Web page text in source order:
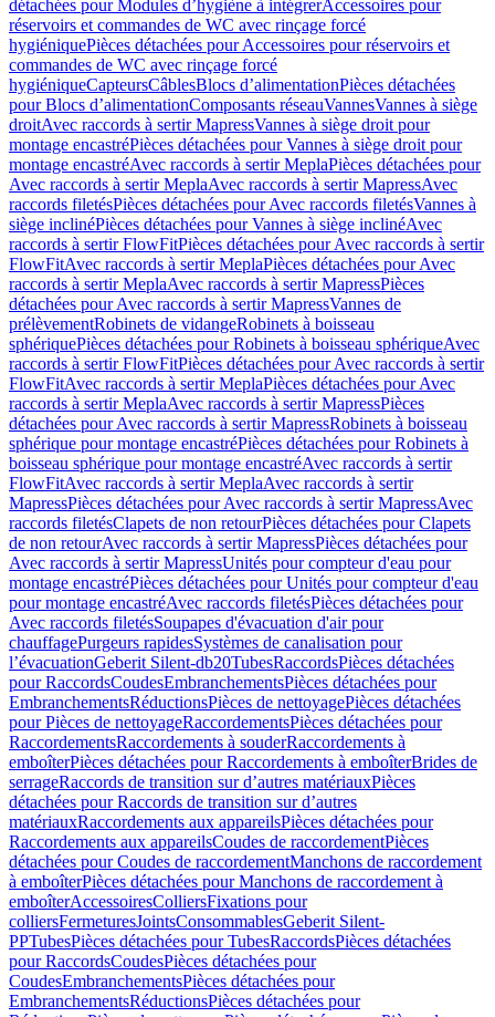
détachées pour Modules d’hygiène à intégrerAccessoires pour
réservoirs et commandes de WC avec rinçage forcé
hygiéniquePièces détachées pour Accessoires pour réservoirs et
commandes de WC avec rinçage forcé
hygiéniqueCapteursCâblesBlocs d’alimentationPièces détachées
pour Blocs d’alimentationComposants réseauVannesVannes à siège
droitAvec raccords à sertir MapressVannes à siège droit pour
montage encastréPièces détachées pour Vannes à siège droit pour
montage encastréAvec raccords à sertir MeplaPièces détachées pour
Avec raccords à sertir MeplaAvec raccords à sertir MapressAvec
raccords filetésPièces détachées pour Avec raccords filetésVannes à
siège inclinéPièces détachées pour Vannes à siège inclinéAvec
raccords à sertir FlowFitPièces détachées pour Avec raccords à sertir
FlowFitAvec raccords à sertir MeplaPièces détachées pour Avec
raccords à sertir MeplaAvec raccords à sertir MapressPièces
détachées pour Avec raccords à sertir MapressVannes de
prélèvementRobinets de vidangeRobinets à boisseau
sphériquePièces détachées pour Robinets à boisseau sphériqueAvec
raccords à sertir FlowFitPièces détachées pour Avec raccords à sertir
FlowFitAvec raccords à sertir MeplaPièces détachées pour Avec
raccords à sertir MeplaAvec raccords à sertir MapressPièces
détachées pour Avec raccords à sertir MapressRobinets à boisseau
sphérique pour montage encastréPièces détachées pour Robinets à
boisseau sphérique pour montage encastréAvec raccords à sertir
FlowFitAvec raccords à sertir MeplaAvec raccords à sertir
MapressPièces détachées pour Avec raccords à sertir MapressAvec
raccords filetésClapets de non retourPièces détachées pour Clapets
de non retourAvec raccords à sertir MapressPièces détachées pour
Avec raccords à sertir MapressUnités pour compteur d'eau pour
montage encastréPièces détachées pour Unités pour compteur d'eau
pour montage encastréAvec raccords filetésPièces détachées pour
Avec raccords filetésSoupapes d'évacuation d'air pour
chauffagePurgeurs rapidesSystèmes de canalisation pour
l’évacuationGeberit Silent-db20TubesRaccordsPièces détachées
pour RaccordsCoudesEmbranchementsPièces détachées pour
EmbranchementsRéductionsPièces de nettoyagePièces détachées
pour Pièces de nettoyageRaccordementsPièces détachées pour
RaccordementsRaccordements à souderRaccordements à
emboîterPièces détachées pour Raccordements à emboîterBrides de
serrageRaccords de transition sur d’autres matériauxPièces
détachées pour Raccords de transition sur d’autres
matériauxRaccordements aux appareilsPièces détachées pour
Raccordements aux appareilsCoudes de raccordementPièces
détachées pour Coudes de raccordementManchons de raccordement
à emboîterPièces détachées pour Manchons de raccordement à
emboîterAccessoiresColliersFixations pour
colliersFermeturesJointsConsommablesGeberit Silent-
PPTubesPièces détachées pour TubesRaccordsPièces détachées
pour RaccordsCoudesPièces détachées pour
CoudesEmbranchementsPièces détachées pour
EmbranchementsRéductionsPièces détachées pour